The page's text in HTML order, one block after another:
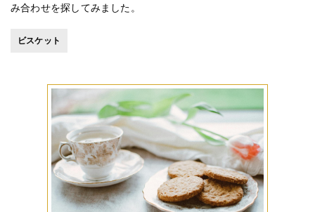
み合わせを探してみました。
ビスケット